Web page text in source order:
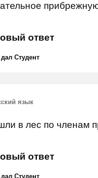
ответ
Студент
язык
в лес по членам
ответ
Студент